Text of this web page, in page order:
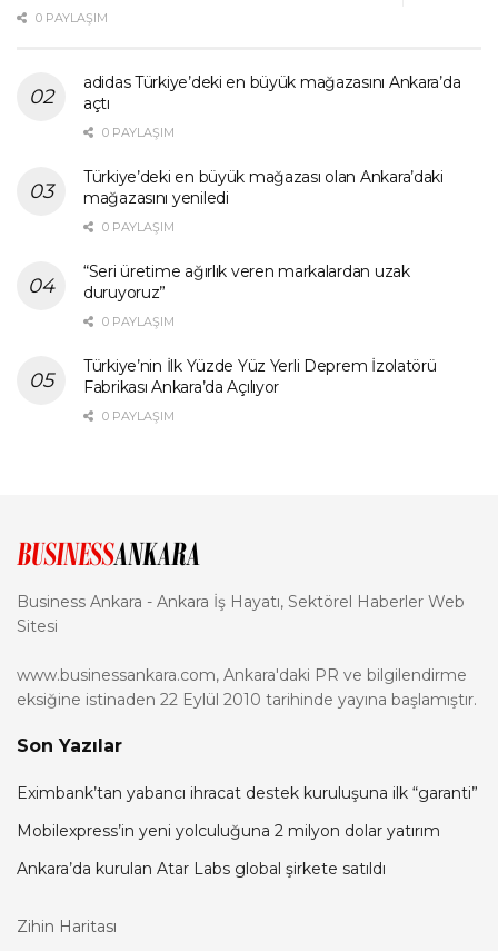
0 PAYLAŞIM
adidas Türkiye’deki en büyük mağazasını Ankara’da
açtı
0 PAYLAŞIM
Türkiye’deki en büyük mağazası olan Ankara’daki
mağazasını yeniledi
0 PAYLAŞIM
“Seri üretime ağırlık veren markalardan uzak
duruyoruz”
0 PAYLAŞIM
Türkiye’nin İlk Yüzde Yüz Yerli Deprem İzolatörü
Fabrikası Ankara’da Açılıyor
0 PAYLAŞIM
Business Ankara - Ankara İş Hayatı, Sektörel Haberler Web
Sitesi
www.businessankara.com, Ankara'daki PR ve bilgilendirme
eksiğine istinaden 22 Eylül 2010 tarihinde yayına başlamıştır.
Son Yazılar
Eximbank’tan yabancı ihracat destek kuruluşuna ilk “garanti”
Mobilexpress’in yeni yolculuğuna 2 milyon dolar yatırım
Ankara’da kurulan Atar Labs global şirkete satıldı
Zihin Haritası